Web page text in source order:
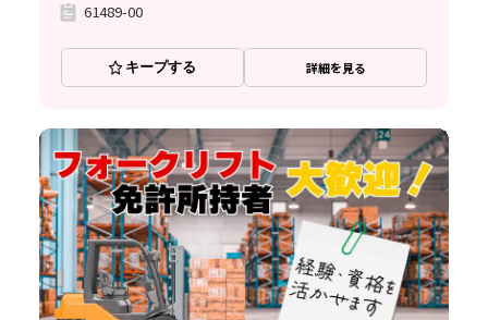
61489-00
キープする 詳細を見る